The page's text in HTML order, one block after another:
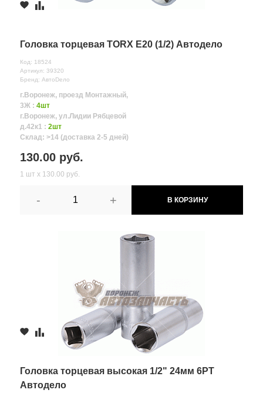
Головка торцевая TORX E20 (1/2) Автодело
Код: 18524
Артикул: 39320
Бренд: АвтоDело
г.Воронеж, проезд Монтажный,
3Ж : 4шт
г.Воронеж, ул.Лидии Рябцевой
д.42к1 : 2шт
Склад: >14 (доставка 2-5 дней)
130.00 руб.
1 шт х 130.00 руб.
- + В КОРЗИНУ
Головка торцевая высокая 1/2" 24мм 6РТ
Автодело